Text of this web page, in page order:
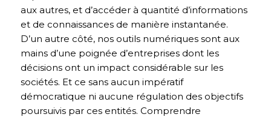
aux autres, et d’accéder à quantité d’informations
et de connaissances de manière instantanée.
D’un autre côté, nos outils numériques sont aux
mains d’une poignée d’entreprises dont les
décisions ont un impact considérable sur les
sociétés. Et ce sans aucun impératif
démocratique ni aucune régulation des objectifs
poursuivis par ces entités. Comprendre